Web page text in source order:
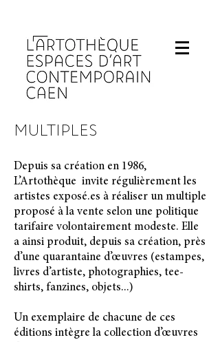
MULTIPLES
Depuis sa création en 1986,
L’Artothèque invite régulièrement les
artistes exposé.es à réaliser un multiple
proposé à la vente selon une politique
tarifaire volontairement modeste. Elle
a ainsi produit, depuis sa création, près
d’une quarantaine d’œuvres (estampes,
livres d’artiste, photographies, tee-
shirts, fanzines, objets...)
Un exemplaire de chacune de ces
éditions intègre la collection d’œuvres